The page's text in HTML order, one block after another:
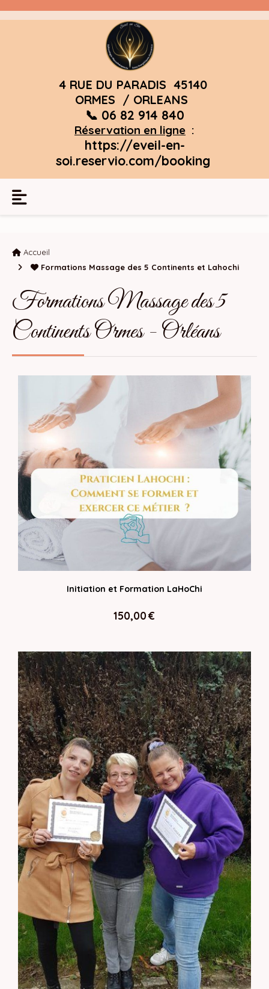
4 RUE DU PARADIS 45140
ORMES / ORLEANS
📞 06 82 914 840
Réservation en ligne :
https://eveil-en-
soi.reservio.com/booking
Accueil
Formations Massage des 5 Continents et Lahochi
Formations Massage des 5
Continents Ormes - Orléans
Initiation et Formation LaHoChi
150,00€